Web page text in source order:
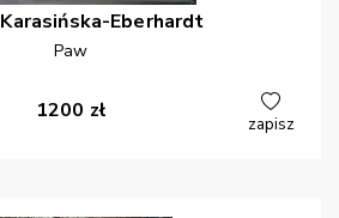
Karasińska-Eberhardt
Paw
1200 zł
zapisz